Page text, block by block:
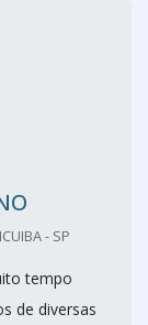
- SP
tempo
de diversas